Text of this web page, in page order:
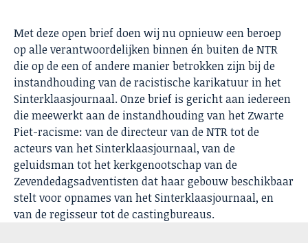
Met deze open brief doen wij nu opnieuw een beroep
op alle verantwoordelijken binnen én buiten de NTR
die op de een of andere manier betrokken zijn bij de
instandhouding van de racistische karikatuur in het
Sinterklaasjournaal. Onze brief is gericht aan iedereen
die meewerkt aan de instandhouding van het Zwarte
Piet-racisme: van de directeur van de NTR tot de
acteurs van het Sinterklaasjournaal, van de
geluidsman tot het kerkgenootschap van de
Zevendedagsadventisten dat haar gebouw beschikbaar
stelt voor opnames van het Sinterklaasjournaal, en
van de regisseur tot de castingbureaus.